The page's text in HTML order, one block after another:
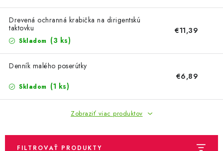
ŠPORT A OUTDOOR
DROGÉRIA A KOZMETIKA
AUTO-MOTO
PRODUKTY HISTORICKE BEZ ZASOBY
K ZALISTOVÁNÍ NEBO VYMAZÁNÍ
Drevená ochranná krabička na dirigentskú
taktovku
Skladom (3 ks)
€11,39
Denník malého poserútky
Skladom (1 ks)
€6,89
Zobraziť viac produktov
FILTROVAŤ PRODUKTY